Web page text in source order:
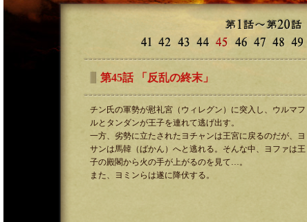
第45話 「反乱の終末」
チン氏の軍勢が慰礼宮（ウィレグン）に突入し、ウルマフ
ルとタンダンが王子を連れて逃げ出す。
一方、劣勢に立たされたヨチャンは王宮に戻るのだが、ヨ
サンは馬韓（ばかん）へと逃れる。そんな中、ヨファは王
子の殿閣から火の手が上がるのを見て…。
また、ヨミンらは遂に降伏する。